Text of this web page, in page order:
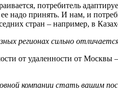
потребитель
надо принять. И нам, и
стран – например, в
регионах сильно
от удаленности от
компании стать вашим